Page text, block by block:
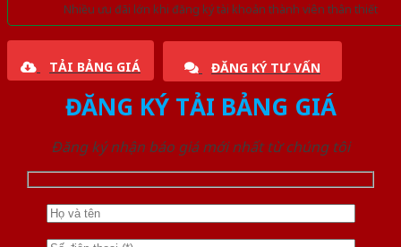
Nhiều ưu đãi lớn khi đăng ký tài khoản thành viên thân thiết
TẢI BẢNG GIÁ ĐĂNG KÝ TƯ VẤN
ĐĂNG KÝ TẢI BẢNG GIÁ
Đăng ký nhận báo giá mới nhất từ chúng tôi